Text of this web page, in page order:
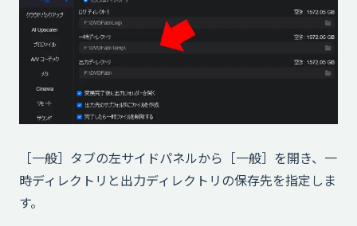
［一般］タブの左サイドパネルから［一般］を開き、一
時ディレクトリと出力ディレクトリの保存先を指定しま
す。